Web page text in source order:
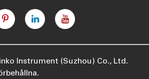
Instrument (Suzhou) Co., Ltd.